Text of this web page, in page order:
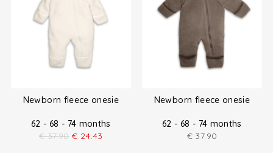
Newborn fleece onesie
62 - 68 - 74 months
€ 37.90 € 24.43
Newborn fleece onesie
62 - 68 - 74 months
€ 37.90